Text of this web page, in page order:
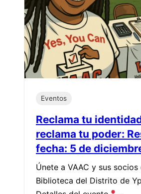
Eventos
Reclama tu
reclama tu poder:
fecha: 5 de
Únete a VAAC y sus socios
Biblioteca del Distrito de